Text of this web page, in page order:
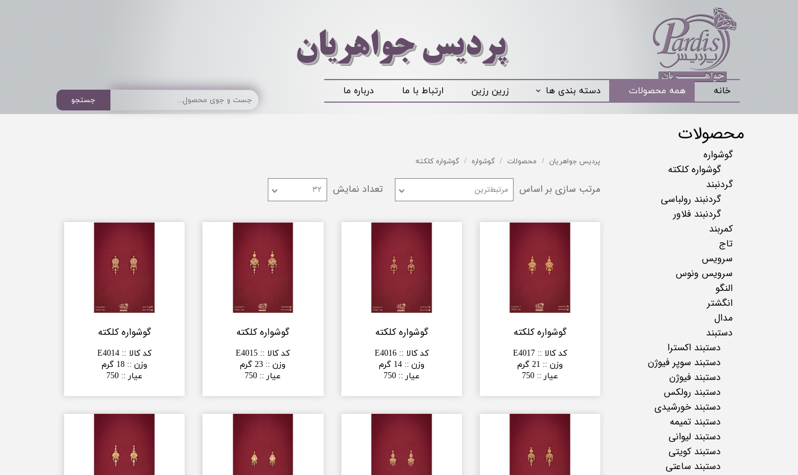
خانه همه محصولات دسته بندی ها زرین رزین ارتباط با ما درباره ما
​​​​پردیس جواهریان
جستجو
پردیس جواهریان محصولات گوشواره گوشواره کلکته
مرتب سازی بر اساس مرتبط‌ترین تعداد نمایش ۳۲
گوشواره کلکته
کد کالا ::
E4017
وزن :: 21 گرم
عیار ::
750
گوشواره کلکته
کد کالا ::
E4016
وزن ::14 گرم
عیار ::
750
گوشواره کلکته
کد کالا ::
E4015
وزن :: 23 گرم
عیار ::
750
گوشواره کلکته
کد کالا ::
E4014
وزن :: 18 گرم
عیار ::
750
محصولات
گوشواره
گوشواره کلکته
گردنبند
گردنبند رولباسی
گردنبند فلاور
کمربند
تاج
سرویس
سرویس ونوس
النگو
انگشتر
مدال
دستبند
دستبند اکسترا
دستبند سوپر فیوژن
دستبند فیوژن
دستبند رولکس
دستبند خورشیدی
دستبند تمیمه
دستبند لیوانی
دستبند کویتی
دستبند ساعتی